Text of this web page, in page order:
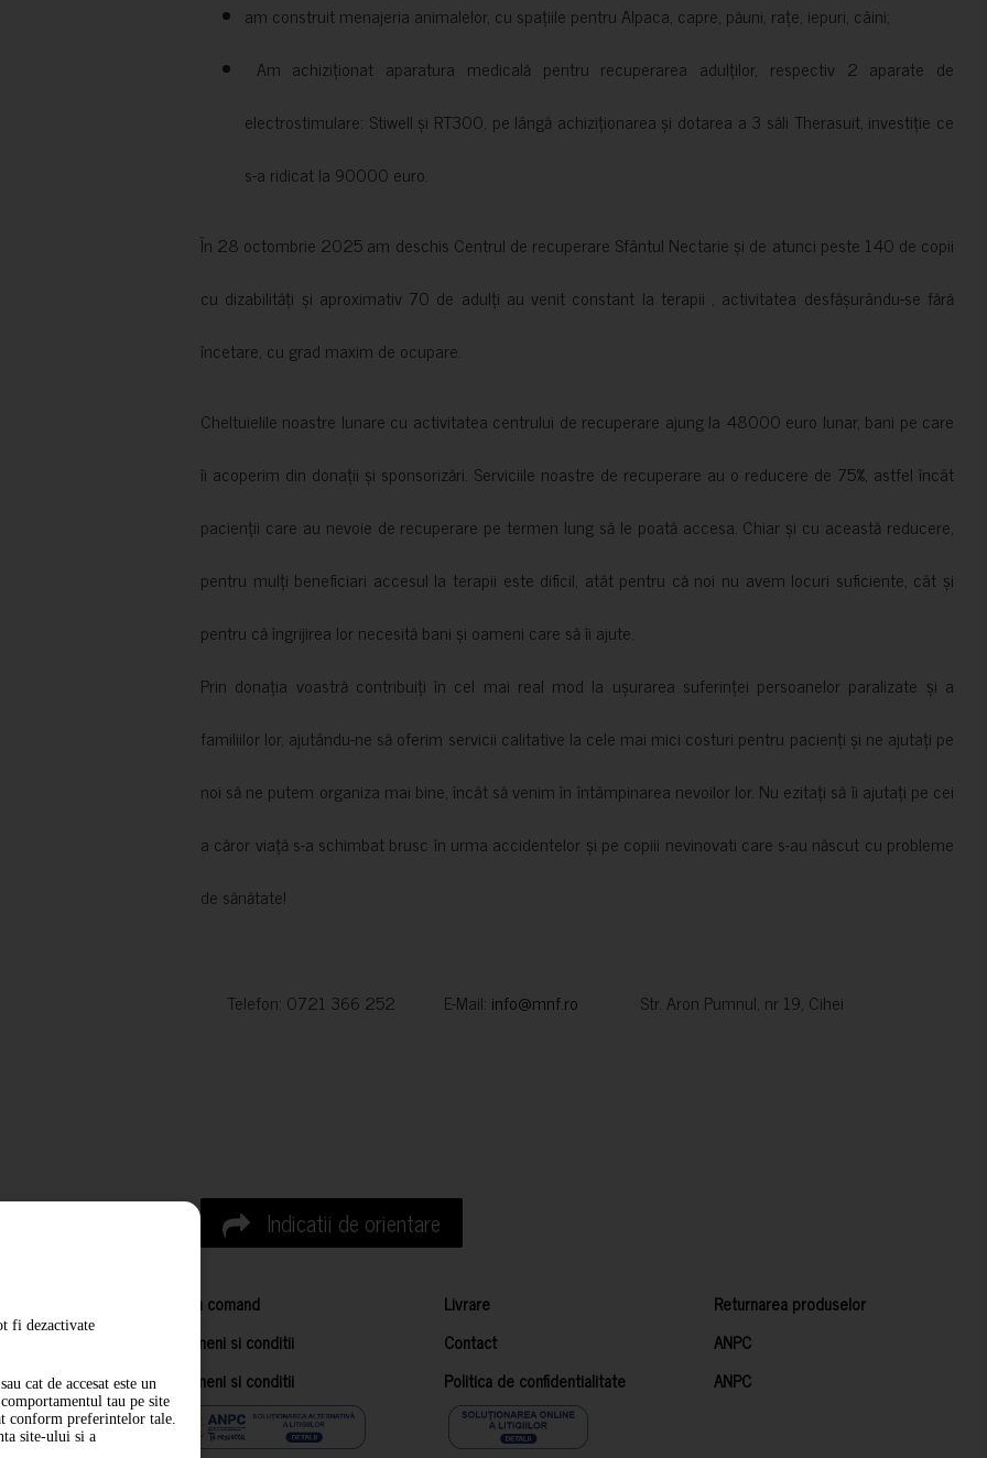
am construit menajeria animalelor, cu spațiile pentru Alpaca, capre, păuni, rațe, iepuri, câini;
Am achiziționat aparatura medicală pentru recuperarea adulților, respectiv 2 aparate de
electrostimulare: Stiwell și RT300, pe lângă achiziționarea și dotarea a 3 săli Therasuit, investiție ce
s-a ridicat la 90000 euro.
În 28 octombrie 2025 am deschis Centrul de recuperare Sfântul Nectarie și de atunci peste 140 de copii
cu dizabilități și aproximativ 70 de adulți au venit constant la terapii , activitatea desfășurându-se fără
încetare, cu grad maxim de ocupare.
Cheltuielile noastre lunare cu activitatea centrului de recuperare ajung la 48000 euro lunar, bani pe care
îi acoperim din donații și sponsorizări. Serviciile noastre de recuperare au o reducere de 75%, astfel încât
pacienții care au nevoie de recuperare pe termen lung să le poată accesa. Chiar și cu această reducere,
pentru mulți beneficiari accesul la terapii este dificil, atât pentru că noi nu avem locuri suficiente, cât și
pentru că îngrijirea lor necesită bani și oameni care să îi ajute.
Prin donația voastră contribuiți în cel mai real mod la ușurarea suferinței persoanelor paralizate și a
familiilor lor, ajutându-ne să oferim servicii calitative la cele mai mici costuri pentru pacienți și ne ajutați pe
noi să ne putem organiza mai bine, încât să venim în întâmpinarea nevoilor lor. Nu ezitați să îi ajutați pe cei
a căror viață s-a schimbat brusc în urma accidentelor și pe copiii nevinovati care s-au născut cu probleme
de sănătate!
Telefon: 0721 366 252 E-Mail: info@mnf.ro Str. Aron Pumnul, nr 19, Cihei
Indicatii de orientare
Cum comand Livrare
Returnarea produselor
Termeni si conditii
Contact
ANPC
Termeni si conditii
Politica de confidentialitate ANPC
fi dezactivate
cat de accesat este un
tau pe site
conform preferintelor tale.
site-ului si a